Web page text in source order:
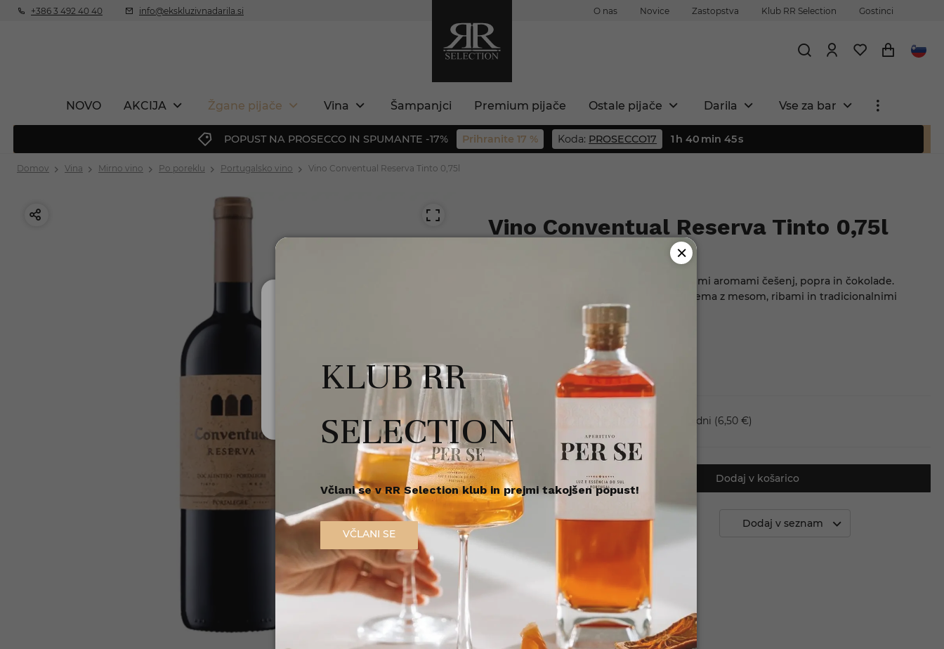
+386 3 492 40 40 info@ekskluzivnadarila.si O nas Novice Zastopstva Klub RR Selection Gostinci
NOVO AKCIJA Žgane pijače Vina Šampanjci Premium pijače Ostale pijače Darila Vse za bar
POPUST NA PROSECCO IN SPUMANTE -17% Prihranite 17 % Koda: PROSECCO17 1 h 40 min 44s
Domov Vina Mirno vino Po poreklu Portugalsko vino Vino Conventual Reserva Tinto 0,75l
Vino Conventual Reserva Tinto 0,75l
Vsebina: 0,75, alkohol: 14,5%. Vino z bogatimi aromami češenj, popra in čokolade.
Močno, polno rdeče vino, ki se odlično ujema z mesom, ribami in tradicionalnimi
portugalskimi jedmi.
/kos
Na zalogi še 2 Dostava en dan - 5 dni (6,50 €)
Dodaj v košarico
Priljubljeno V primerjavo Dodaj v seznam
Minister za zdravje opozarja: Prekomerno pitje alkohola škoduje zdravju!.
Nisem polnoleten Sem polnoleten (18+)
KLUB RR
SELECTION
Včlani se v RR Selection klub in prejmi takojšen popust!
VČLANI SE